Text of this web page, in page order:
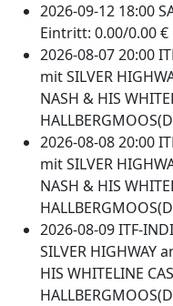
2026-09-12 18:00
Eintritt: 0.00/0.00 €
2026-08-07 20:00
mit SILVER
NASH & HIS
2026-08-08 20:00
mit SILVER
NASH & HIS
2026-08-09 ITF-
SILVER HIGHWAY
HIS WHITELINE